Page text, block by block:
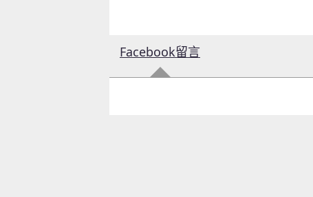
Facebook留言